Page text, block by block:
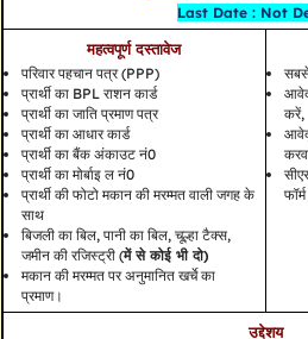
Last Date : Not
महत्वपूर्ण दस्तावेज
परिवार पहचान पत्र (PPP)
प्रार्थी का BPL राशन कार्ड
प्रार्थी का जाति प्रमाण पत्र
प्रार्थी का आधार कार्ड
प्रार्थी का बैंक अंकाउट नं0
प्रार्थी का मोर्बाइ ल नं0
प्रार्थी की फोटो मकान की मरम्मत वाली जगह के
साथ
बिजली का बिल, पानी का बिल, चूल्हा टैक्स,
जमीन की रजिस्ट्री (में से कोई भी दो)
मकान की मरम्मत पर अनुमानित खर्चे का
प्रमाण।
करें,
उद्देशय